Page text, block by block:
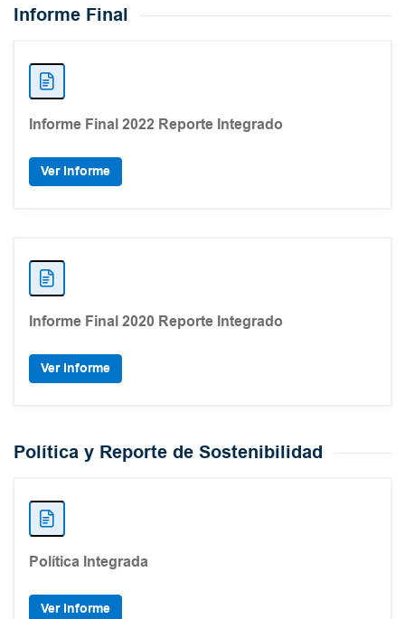
Informe Final
Informe Final 2022 Reporte Integrado
Ver Informe
Informe Final 2020 Reporte Integrado
Ver Informe
Política y Reporte de Sostenibilidad
Política Integrada
Ver Informe